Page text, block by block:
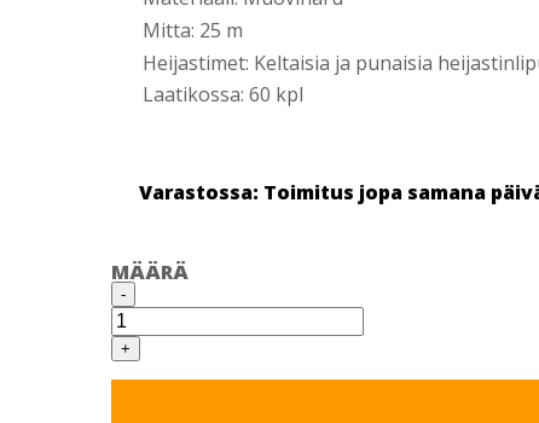
Mitta: 25 m
Heijastimet: Keltaisia ja punaisia
Laatikossa: 60 kpl
Varastossa: Toimitus jopa samana
MÄÄRÄ
SULKUKÖYSI
25
M
"LIPPUSIIMA"
määrä
-
+